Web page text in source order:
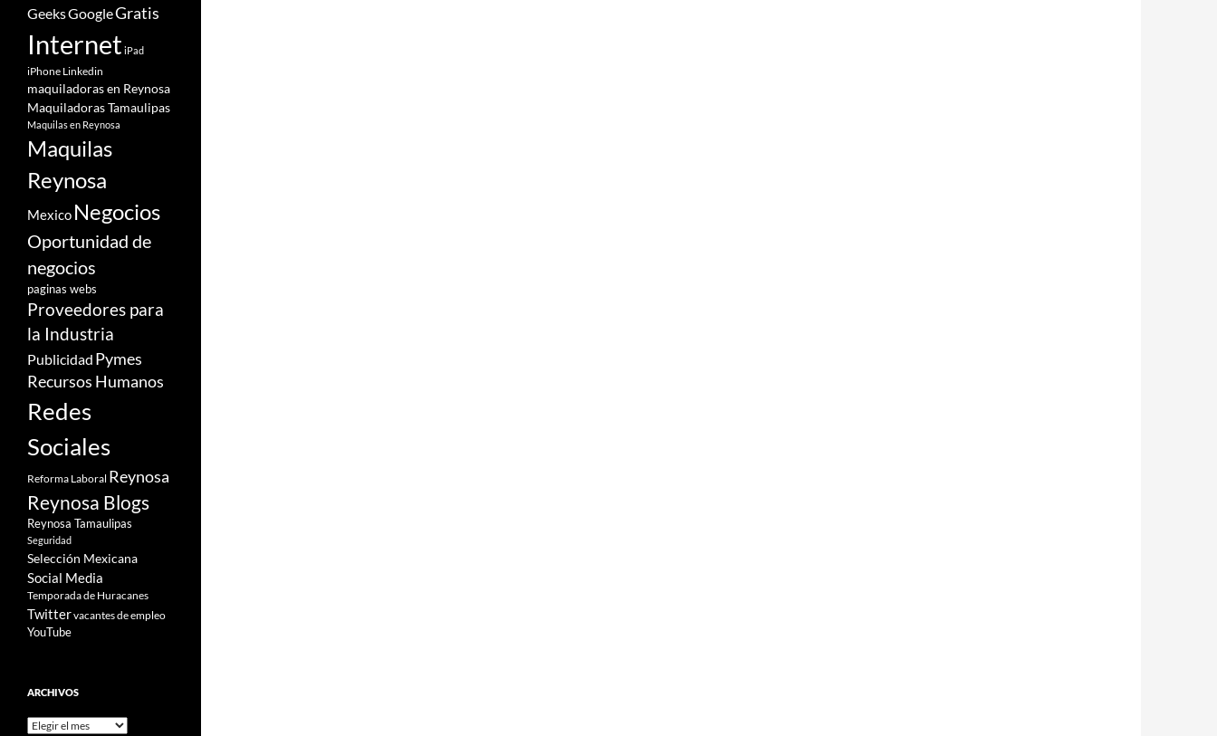
GeeksGoogleGratis
Internet iPad
iPhone Linkedin
maquiladoras en Reynosa
Maquiladoras Tamaulipas
Maquilas en Reynosa
Maquilas
Reynosa
Mexico Negocios
Oportunidad de
negocios
paginas webs
Proveedores para
la Industria
Publicidad Pymes
Recursos Humanos
Redes
Sociales
Reforma Laboral Reynosa
Reynosa Blogs
Reynosa Tamaulipas
Seguridad
Selección Mexicana
Social Media
Temporada de Huracanes
Twittervacantes de empleo
YouTube
ARCHIVOS
Archivos